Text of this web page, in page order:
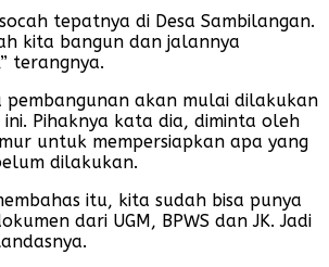
tepatnya di Desa Sambilangan.
kita bangun dan jalannya
terangnya.
pembangunan akan mulai dilakukan
Pihaknya kata dia, diminta oleh
untuk mempersiapkan apa yang
dilakukan.
itu, kita sudah bisa punya
dari UGM, BPWS dan JK. Jadi